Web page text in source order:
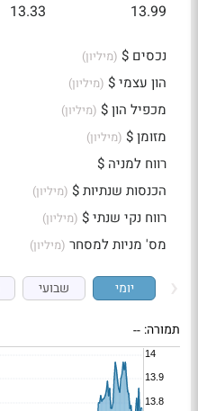
13.99
13.33
נכסים $ (מיליון)
הון עצמי $ (מיליון)
מכפיל הון $ (מיליון)
מזומן $ (מיליון)
רווח למניה $
הכנסות שנתיות $ (מיליון)
רווח נקי שנתי $ (מיליון)
מס' מניות למסחר (מיליון)
יומי שבועי
תמורה: --